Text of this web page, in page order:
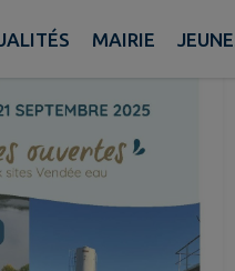
Pied de page
MAIRIE